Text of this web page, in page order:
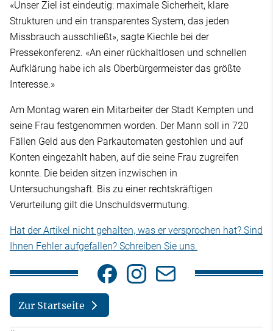
«Unser Ziel ist eindeutig: maximale Sicherheit, klare
Strukturen und ein transparentes System, das jeden
Missbrauch ausschließt», sagte Kiechle bei der
Pressekonferenz. «An einer rückhaltlosen und schnellen
Aufklärung habe ich als Oberbürgermeister das größte
Interesse.»
Am Montag waren ein Mitarbeiter der Stadt Kempten und
seine Frau festgenommen worden. Der Mann soll in 720
Fällen Geld aus den Parkautomaten gestohlen und auf
Konten eingezahlt haben, auf die seine Frau zugreifen
konnte. Die beiden sitzen inzwischen in
Untersuchungshaft. Bis zu einer rechtskräftigen
Verurteilung gilt die Unschuldsvermutung.
Hat der Artikel nicht gehalten, was er versprochen hat? Sind
Ihnen Fehler aufgefallen? Schreiben Sie uns.
Zur Startseite